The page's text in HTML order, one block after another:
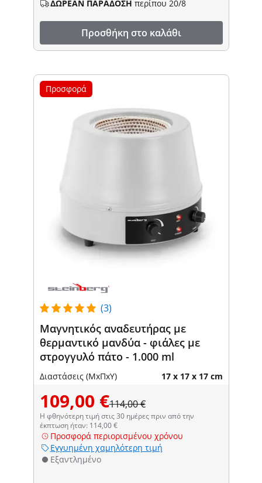
ΔΩΡΕΑΝ ΠΑΡΑΔΟΣΗ περίπου 20/8
Προσθήκη στο καλάθι
Προσφορά
(3)
Μαγνητικός αναδευτήρας με
θερμαντικό μανδύα - φιάλες με
στρογγυλό πάτο - 1.000 ml
Διαστάσεις (ΜxΠxΥ) 17 x 17 x 17 cm
109,00 €114,00 €
Η φθηνότερη τιμή στις 30 ημέρες πριν από την
έκπτωση ήταν: 114,00 €
Προσφορά περιορισμένου χρόνου
Εγγυημένη χαμηλότερη τιμή
Εξαντλημένο